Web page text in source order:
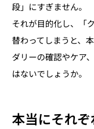
段」にすぎません。
それが目的化し、「
替わってしまうと、
ダリーの確認やケア
はないでしょうか。
本当にそれ